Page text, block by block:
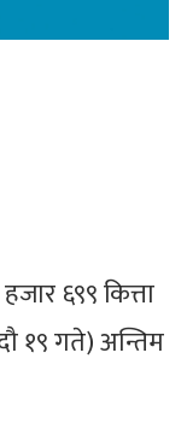
६९९ कित्ता
१९ गते) अन्तिम